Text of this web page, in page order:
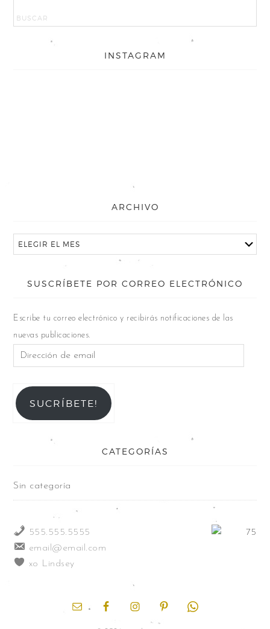
INSTAGRAM
ARCHIVO
SUSCRÍBETE POR CORREO ELECTRÓNICO
Escribe tu correo electrónico y recibirás notificaciones de las
nuevas publicaciones.
SUCRÍBETE!
CATEGORÍAS
Sin categoría
555.555.5555
email@email.com
xo Lindsey